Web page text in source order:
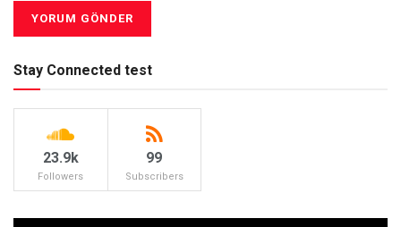
Stay Connected test
23.9k
Followers
99
Subscribers